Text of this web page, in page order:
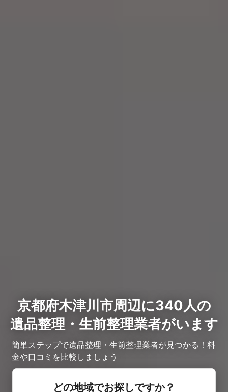
京都府木津川市周辺に340人の
遺品整理・生前整理業者がいます
簡単ステップで遺品整理・生前整理業者が見つかる！料
金や口コミを比較しましょう
どの地域でお探しですか？